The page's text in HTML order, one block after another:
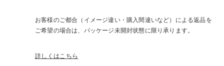
お客様のご都合（イメージ違い・購入間違いなど）による返品を
ご希望の場合は、パッケージ未開封状態に限り承ります。
詳しくはこちら